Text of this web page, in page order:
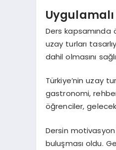
Ders kapsamında
uzay turları
dahil olmasını
Türkiye’nin uzay
gastronomi,
öğrenciler,
Dersin motivasyon
buluşması oldu.